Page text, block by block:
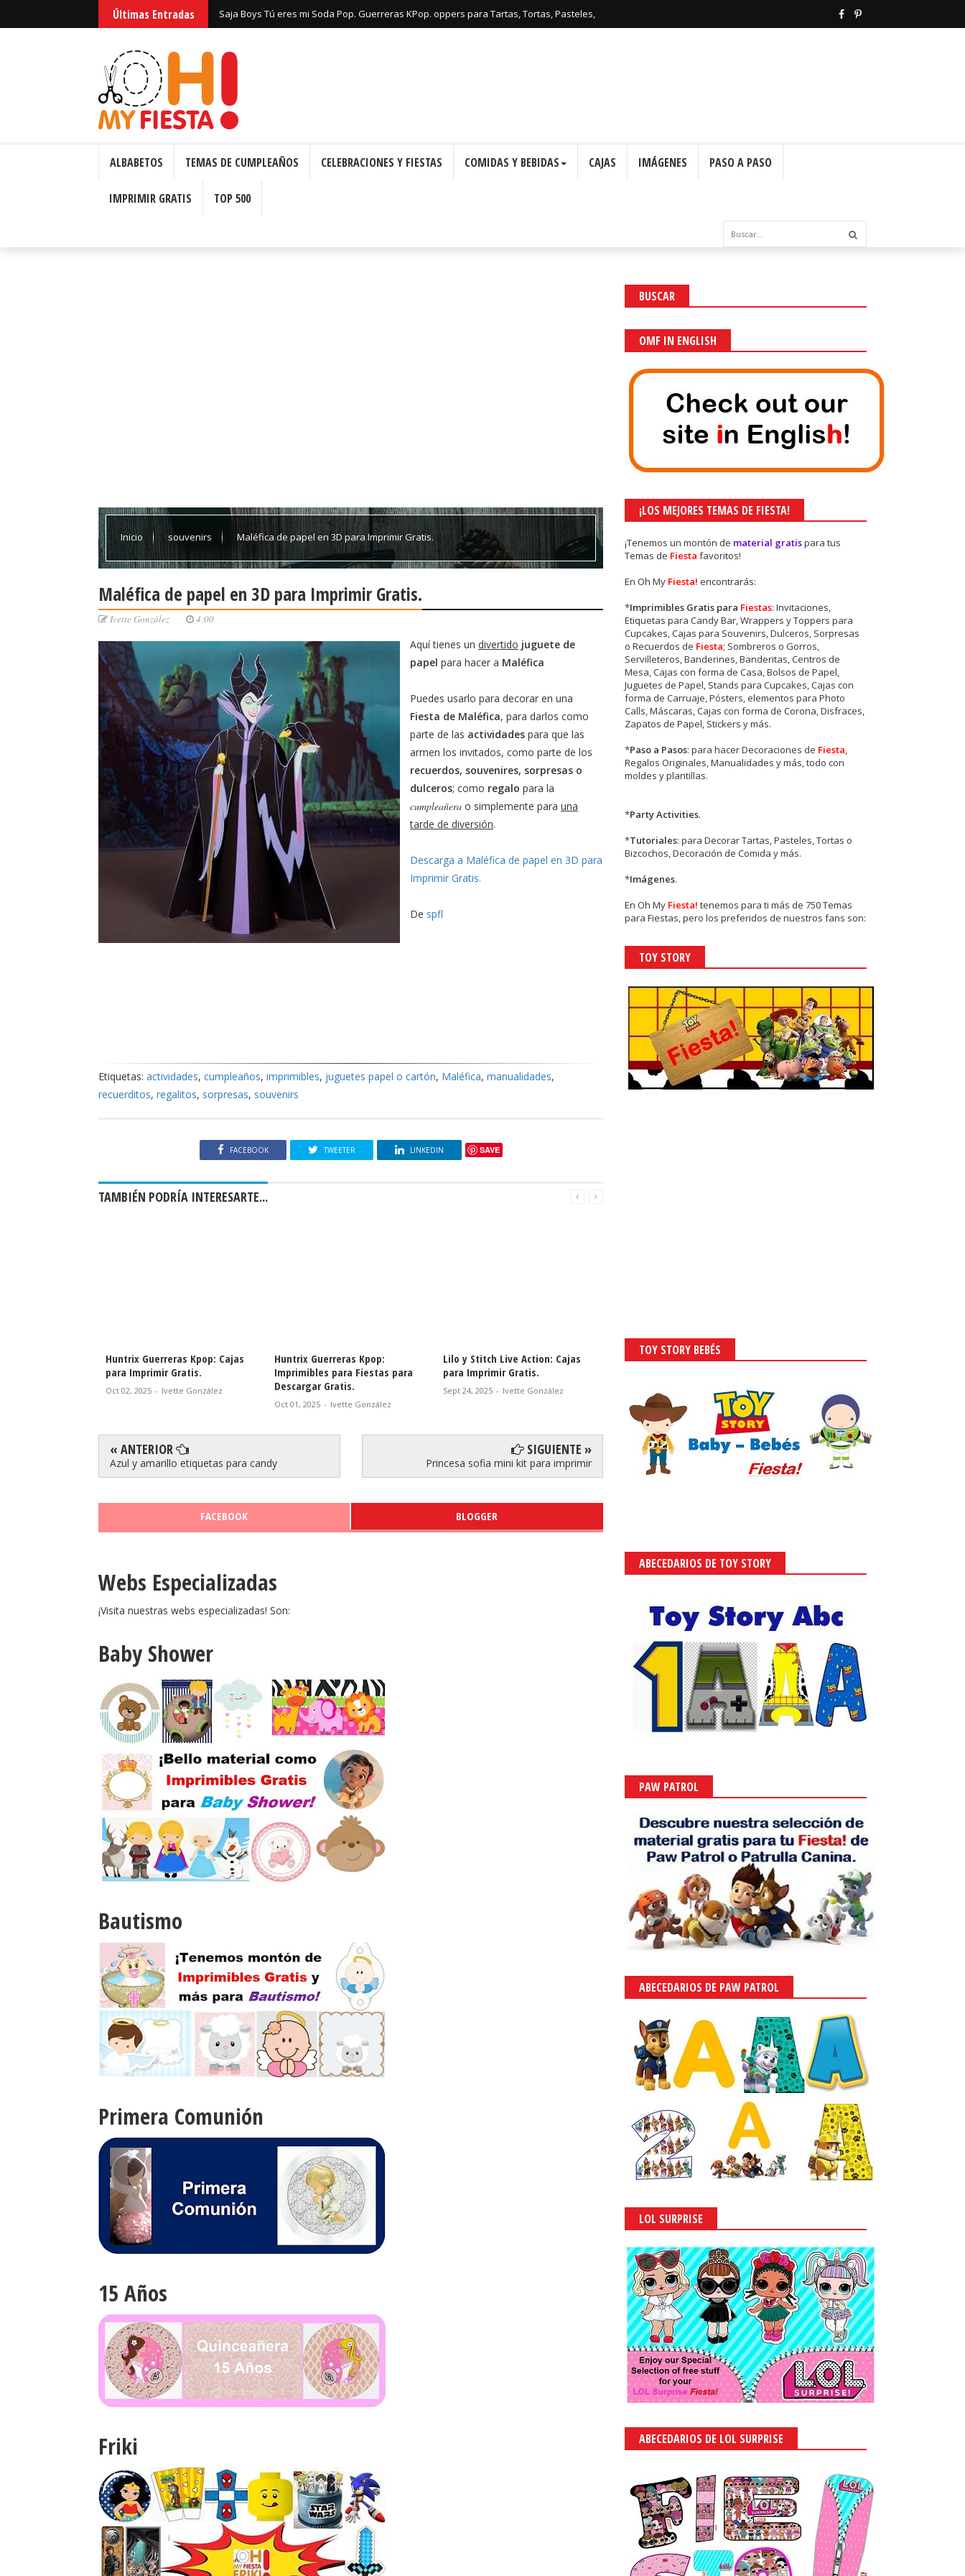
Últimas Entradas Saja Boys Tú eres mi Soda Pop. Guerreras KPop. oppers para Tartas, Tortas, Pasteles,
ALBABETOS TEMAS DE CUMPLEAÑOS CELEBRACIONES Y FIESTAS COMIDAS Y BEBIDAS CAJAS IMÁGENES PASO A PASO
IMPRIMIR GRATIS TOP 500
Inicio souvenirs Maléfica de papel en 3D para Imprimir Gratis.
Maléfica de papel en 3D para Imprimir Gratis.
Ivette González 4:00
Aquí tienes un divertido juguete de
papel para hacer a Maléfica
Puedes usarlo para decorar en una
Fiesta de Maléfica, para darlos como
parte de las actividades para que las
armen los invitados, como parte de los
recuerdos, souvenires, sorpresas o
dulceros; como regalo para la
cumpleañera o simplemente para una
tarde de diversión.
Descarga a Maléfica de papel en 3D para
Imprimir Gratis.
De spfl
Etiquetas: actividades, cumpleaños, imprimibles, juguetes papel o cartón, Maléfica, manualidades,
recuerditos, regalitos, sorpresas, souvenirs
FACEBOOK TWEETER LINKEDIN SAVE
TAMBIÉN PODRÍA INTERESARTE...
Huntrix Guerreras Kpop: Cajas
para Imprimir Gratis.
Oct 02, 2025 - Ivette González
Huntrix Guerreras Kpop:
Imprimibles para Fiestas para
Descargar Gratis.
Oct 01, 2025 - Ivette González
Lilo y Stitch Live Action: Cajas
para Imprimir Gratis.
Sept 24, 2025 - Ivette González
Lilo y Stitch Live Action:
Sept 23, 2025 - Ivette González
Lilo y Stitch Live Action: Caja con
Sept 21, 2025 - Ivette González
« ANTERIOR
Azul y amarillo etiquetas para candy
SIGUIENTE »
Princesa sofia mini kit para imprimir
FACEBOOK BLOGGER
Webs Especializadas
¡Visita nuestras webs especializadas! Son:
Baby Shower
Bautismo
Primera Comunión
15 Años
Friki
BUSCAR
OMF IN ENGLISH
¡LOS MEJORES TEMAS DE FIESTA!
¡Tenemos un montón de material gratispara tus
Temas de Fiestafavoritos!
En Oh My Fiesta!encontrarás:
*Imprimibles Gratis para Fiestas: Invitaciones,
Etiquetas para Candy Bar, Wrappers y Toppers para
Cupcakes, Cajas para Souvenirs, Dulceros, Sorpresas
o Recuerdos de Fiesta; Sombreros o Gorros,
Servilleteros, Banderines, Banderitas, Centros de
Mesa, Cajas con forma de Casa, Bolsos de Papel,
Juguetes de Papel, Stands para Cupcakes, Cajas con
forma de Carruaje, Pósters, elementos para Photo
Calls, Máscaras, Cajas con forma de Corona, Disfraces,
Zapatos de Papel, Stickers y más.
*Paso a Pasos: para hacer Decoraciones de Fiesta,
Regalos Originales, Manualidades y más, todo con
moldes y plantillas.
*Party Activities.
*Tutoriales: para Decorar Tartas, Pasteles, Tortas o
Bizcochos, Decoración de Comida y más.
*Imágenes.
EnOh My Fiesta! tenemos para ti más de 750 Temas
para Fiestas, pero los preferidos de nuestros fans son:
TOY STORY
TOY STORY BEBÉS
ABECEDARIOS DE TOY STORY
PAW PATROL
ABECEDARIOS DE PAW PATROL
LOL SURPRISE
ABECEDARIOS DE LOL SURPRISE